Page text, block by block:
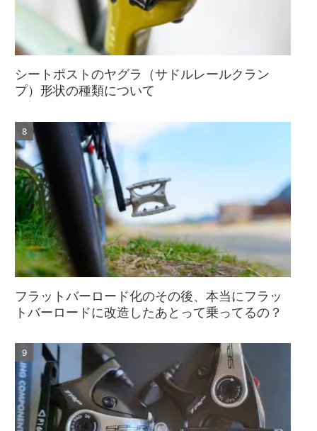
シートポストのヤグラ（サドルレールクラン
プ）形状の種類について
フラットバーロード化のその後、本当にフラッ
トバーロードに改造したあとって乗ってるの？